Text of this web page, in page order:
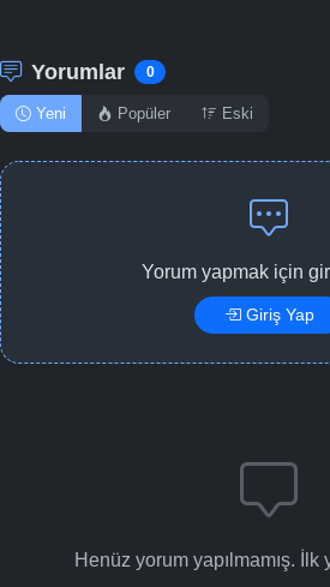
Yorumlar 0
Yeni Popüler Eski
Yorum yapmak için
Giriş Yap
Henüz yorum yapılmamış. İlk